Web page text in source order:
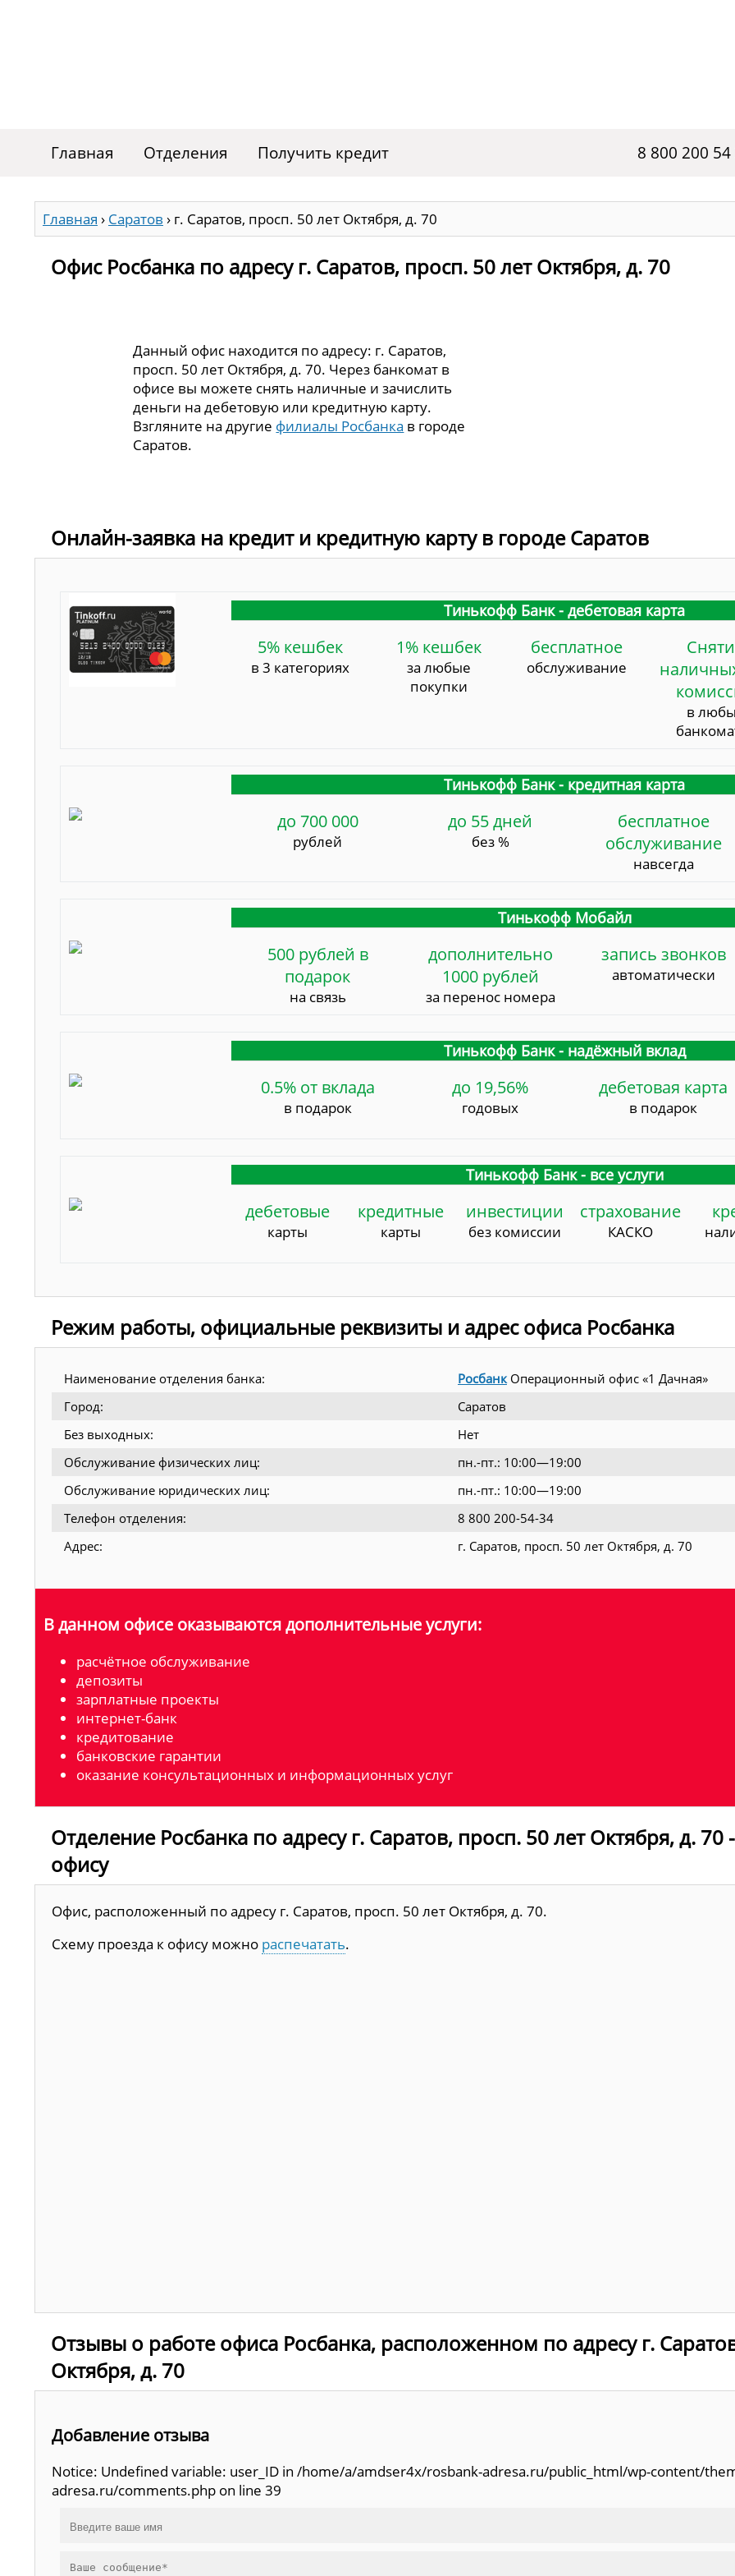
Главная Отделения Получить кредит 8 800 200 54
Главная › Саратов › г. Саратов, просп. 50 лет Октября, д. 70
Офис Росбанка по адресу г. Саратов, просп. 50 лет Октября, д. 70
Данный офис находится по адресу: г. Саратов,
просп. 50 лет Октября, д. 70. Через банкомат в
офисе вы можете снять наличные и зачислить
деньги на дебетовую или кредитную карту.
Взгляните на другие филиалы Росбанка в городе
Саратов.
Онлайн-заявка на кредит и кредитную карту в городе Саратов
Тинькофф Банк - дебетовая карта
5% кешбек
в 3 категориях
1% кешбек
за любые
покупки
бесплатное
обслуживание
в
Тинькофф Банк - кредитная карта
до 700 000
рублей
до 55 дней
без %
бесплатное
обслуживание
навсегда
Тинькофф Мобайл
500 рублей в
подарок
на связь
дополнительно
1000 рублей
за перенос номера
запись звонков
автоматически
Тинькофф Банк - надёжный вклад
0.5% от вклада
в подарок
до 19,56%
годовых
дебетовая карта
в подарок
Тинькофф Банк - все услуги
дебетовые
карты
кредитные
карты
инвестиции
без комиссии
страхование
КАСКО
Режим работы, официальные реквизиты и адрес офиса Росбанка
Наименование отделения банка: РосбанкОперационный офис «1 Дачная»
Город:
Саратов
Без выходных:
Нет
Обслуживание физических лиц:
пн.-пт.: 10:00—19:00
Обслуживание юридических лиц:
пн.-пт.: 10:00—19:00
Телефон отделения:
8 800 200-54-34
Адрес:
г. Саратов, просп. 50 лет Октября, д. 70
В данном офисе оказываются дополнительные услуги:
расчётное обслуживание
депозиты
зарплатные проекты
интернет-банк
кредитование
банковские гарантии
оказание консультационных и информационных услуг
Отделение Росбанка по адресу г. Саратов, просп. 50 лет Октября, д. 70
офису
Офис, расположенный по адресу г. Саратов, просп. 50 лет Октября, д. 70.
Схему проезда к офису можно распечатать.
Отзывы о работе офиса Росбанка, расположенном по адресу г.
Октября, д. 70
Добавление отзыва
Notice: Undefined variable: user_ID in /home/a/amdser4x/rosbank-adresa.ru/public_html/wp-content/
adresa.ru/comments.php on line 39